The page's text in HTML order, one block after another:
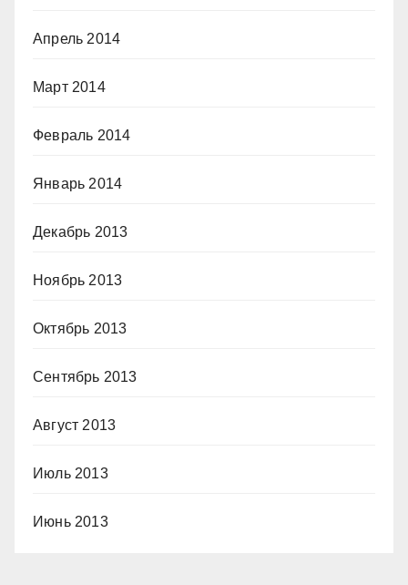
Апрель 2014
Март 2014
Февраль 2014
Январь 2014
Декабрь 2013
Ноябрь 2013
Октябрь 2013
Сентябрь 2013
Август 2013
Июль 2013
Июнь 2013